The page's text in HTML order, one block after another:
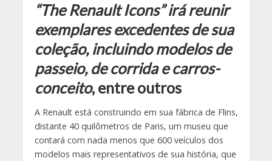
“The Renault Icons” irá reunir
exemplares excedentes de sua
coleção, incluindo modelos de
passeio, de corrida e carros-
conceito, entre outros
A Renault está construindo em sua fábrica de Flins,
distante 40 quilômetros de Paris, um museu que
contará com nada menos que 600 veículos dos
modelos mais representativos de sua história, que